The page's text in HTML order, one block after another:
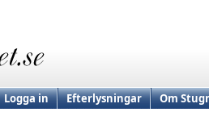
Logga in Efterlysningar Om